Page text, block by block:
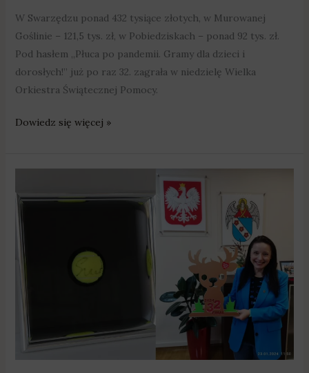
W Swarzędzu ponad 432 tysiące złotych, w Murowanej
Goślinie – 121,5 tys. zł, w Pobiedziskach – ponad 92 tys. zł.
Pod hasłem „Płuca po pandemii. Gramy dla dzieci i
dorosłych!” już po raz 32. zagrała w niedzielę Wielka
Orkiestra Świątecznej Pomocy.
Dowiedz się więcej »
w
Goślinie:
wylicytować
autografem